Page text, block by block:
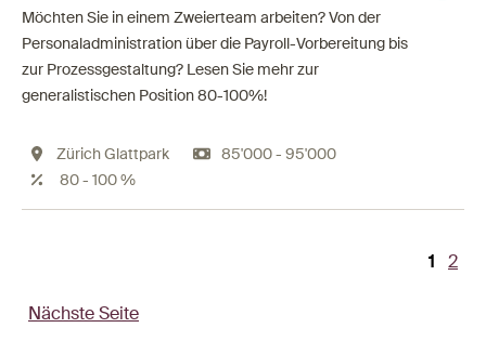
Möchten Sie in einem Zweierteam arbeiten? Von der
Personaladministration über die Payroll-Vorbereitung bis
zur Prozessgestaltung? Lesen Sie mehr zur
generalistischen Position 80-100%!
Zürich Glattpark
85'000 - 95'000
80 - 100 %
1 2
Nächste Seite